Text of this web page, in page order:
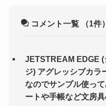
コメント一覧 （1件）
JETSTREAM EDGE (
ジ) アグレッシブカラ
なのでサンプル使っ
ートや手帳など文房